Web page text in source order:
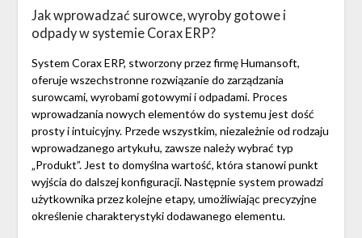
Jak wprowadzać surowce, wyroby gotowe i
odpady w systemie Corax ERP?
System Corax ERP, stworzony przez firmę Humansoft,
oferuje wszechstronne rozwiązanie do zarządzania
surowcami, wyrobami gotowymi i odpadami. Proces
wprowadzania nowych elementów do systemu jest dość
prosty i intuicyjny. Przede wszystkim, niezależnie od rodzaju
wprowadzanego artykułu, zawsze należy wybrać typ
„Produkt”. Jest to domyślna wartość, która stanowi punkt
wyjścia do dalszej konfiguracji. Następnie system prowadzi
użytkownika przez kolejne etapy, umożliwiając precyzyjne
określenie charakterystyki dodawanego elementu.